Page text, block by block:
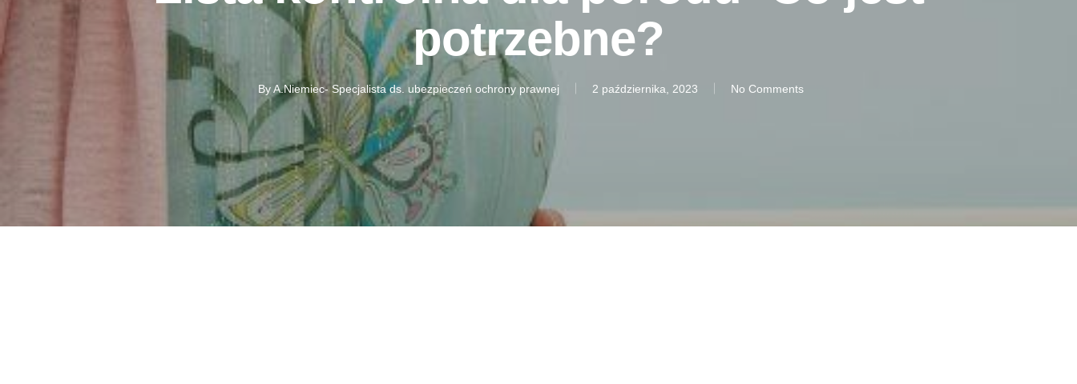
potrzebne?
By A.Niemiec- Specjalista ds. ubezpieczeń ochrony prawnej 2 października, 2023 No Comments